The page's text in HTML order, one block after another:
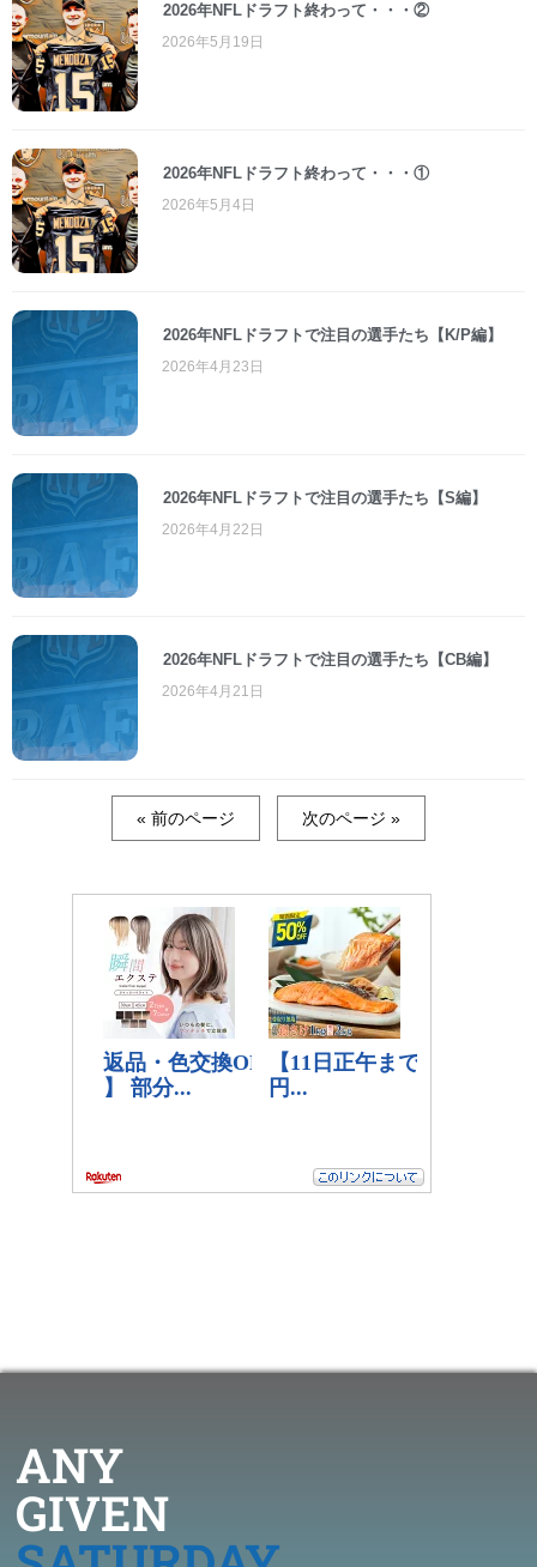
2026年NFLドラフト終わって・・・②
2026年5月19日
2026年NFLドラフト終わって・・・①
2026年5月4日
2026年NFLドラフトで注目の選手たち【K/P編】
2026年4月23日
2026年NFLドラフトで注目の選手たち【S編】
2026年4月22日
2026年NFLドラフトで注目の選手たち【CB編】
2026年4月21日
« 前のページ 次のページ »
ANY
GIVEN